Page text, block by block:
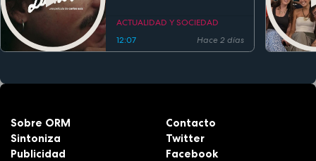
estreno
ACTUALIDAD Y SOCIEDAD
12:07
Hace 2 días
Sobre ORM
Sintoniza
Publicidad
Contacto
Twitter
Facebook